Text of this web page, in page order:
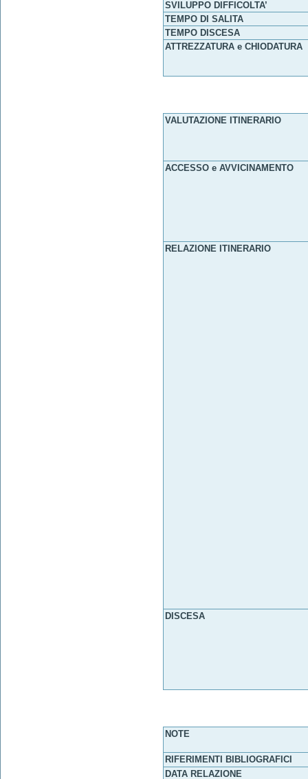
SVILUPPO DIFFICOLTA’
TEMPO DI SALITA
TEMPO DISCESA
ATTREZZATURA e CHIODATURA
VALUTAZIONE ITINERARIO
ACCESSO e AVVICINAMENTO
RELAZIONE ITINERARIO
DISCESA
NOTE
RIFERIMENTI BIBLIOGRAFICI
DATA RELAZIONE